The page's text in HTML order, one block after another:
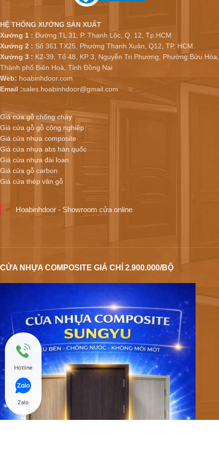
HỆ THỐNG XƯỞNG SẢN XUẤT
Xưởng 1 : Đường TL 31, P. Thạnh Lộc, Q. 12, Tp.HCM
Xưởng 2 : Số 361 TX25, Phường Thạnh Xuân, Q12, TP. HCM.
Xưởng 3 : K2-39, Tổ 48, KP 3, Nguyễn Tri Phương, Phường Bửu Hòa,
Thành phố Biên Hoà, Tỉnh Đồng Nai
Web: hoabinhdoor.com
Email :sales.hoabinhdoor@gmail.com
Giá cửa gỗ chống cháy
Giá cửa gỗ gỗ công nghiệp
Giá cửa nhựa composite
Giá cửa nhựa abs hàn quốc
Giá cửa nhựa đài loan
Giá cửa gỗ carbon
Giá cửa thép vân gỗ
Hoabinhdoor - Showroom cửa online
CỬA NHỰA COMPOSITE GIÁ CHỈ 2.900.000/BỘ
Hotline
Zalo